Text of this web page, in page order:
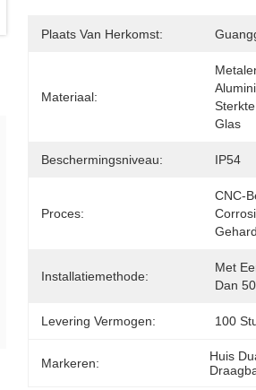
Plaats Van Herkomst:
Materiaal:
Glas
Beschermingsniveau: IP54
Proces:
CNC-
Installatiemethode:
Met
Dan
Levering Vermogen: 100
Markeren: Huis